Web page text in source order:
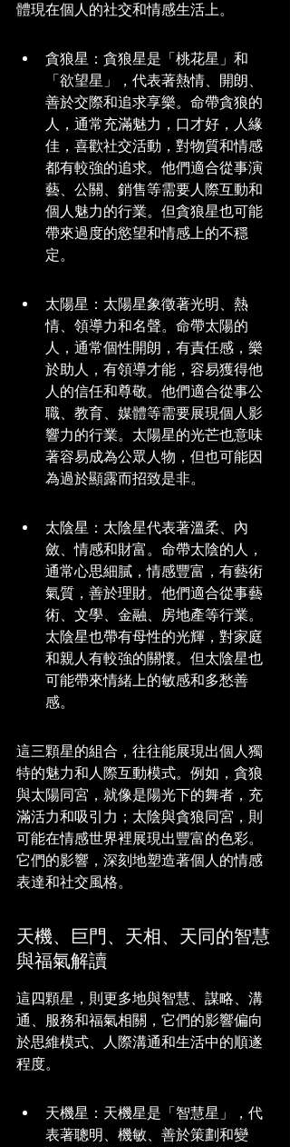
體現在個人的社交和情感生活上。
貪狼星：貪狼星是「桃花星」和
「欲望星」，代表著熱情、開朗、
善於交際和追求享樂。命帶貪狼的
人，通常充滿魅力，口才好，人緣
佳，喜歡社交活動，對物質和情感
都有較強的追求。他們適合從事演
藝、公關、銷售等需要人際互動和
個人魅力的行業。但貪狼星也可能
帶來過度的慾望和情感上的不穩
定。
太陽星：太陽星象徵著光明、熱
情、領導力和名聲。命帶太陽的
人，通常個性開朗，有責任感，樂
於助人，有領導才能，容易獲得他
人的信任和尊敬。他們適合從事公
職、教育、媒體等需要展現個人影
響力的行業。太陽星的光芒也意味
著容易成為公眾人物，但也可能因
為過於顯露而招致是非。
太陰星：太陰星代表著溫柔、內
斂、情感和財富。命帶太陰的人，
通常心思細膩，情感豐富，有藝術
氣質，善於理財。他們適合從事藝
術、文學、金融、房地產等行業。
太陰星也帶有母性的光輝，對家庭
和親人有較強的關懷。但太陰星也
可能帶來情緒上的敏感和多愁善
感。
這三顆星的組合，往往能展現出個人獨
特的魅力和人際互動模式。例如，貪狼
與太陽同宮，就像是陽光下的舞者，充
滿活力和吸引力；太陰與貪狼同宮，則
可能在情感世界裡展現出豐富的色彩。
它們的影響，深刻地塑造著個人的情感
表達和社交風格。
天機、巨門、天相、天同的智慧
與福氣解讀
這四顆星，則更多地與智慧、謀略、溝
通、服務和福氣相關，它們的影響偏向
於思維模式、人際溝通和生活中的順遂
程度。
天機星：天機星是「智慧星」，代
表著聰明、機敏、善於策劃和變